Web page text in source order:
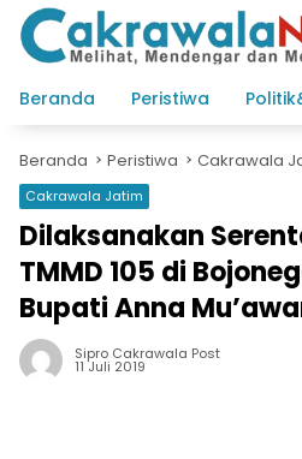
Langsung
konten
Beranda
Peristiwa
Beranda Peristiwa Cakrawala
Cakrawala Jatim
Dilaksanakan
TMMD 105 di
Bupati Anna
Sipro Cakrawala Post
11 Juli 2019